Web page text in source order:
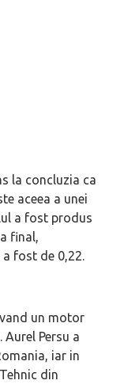
la concluzia ca
aceea a unei
a fost produs
final,
fost de 0,22.
un motor
Persu a
iar in
din